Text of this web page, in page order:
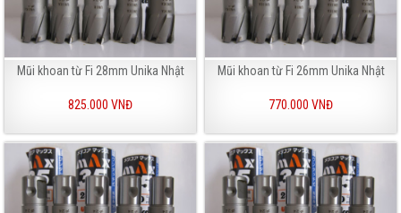
Mũi khoan từ Fi 28mm Unika Nhật
825.000 VNĐ
Mũi khoan từ Fi 26mm Unika Nhật
770.000 VNĐ